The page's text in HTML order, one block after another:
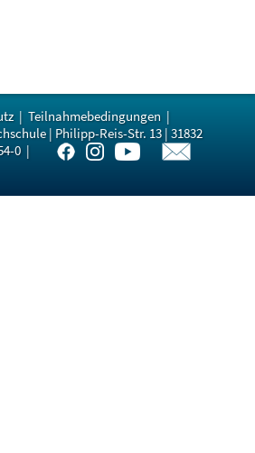
| Teilnahmebedingungen|
| Philipp-Reis-Str. 13 | 31832
0 |